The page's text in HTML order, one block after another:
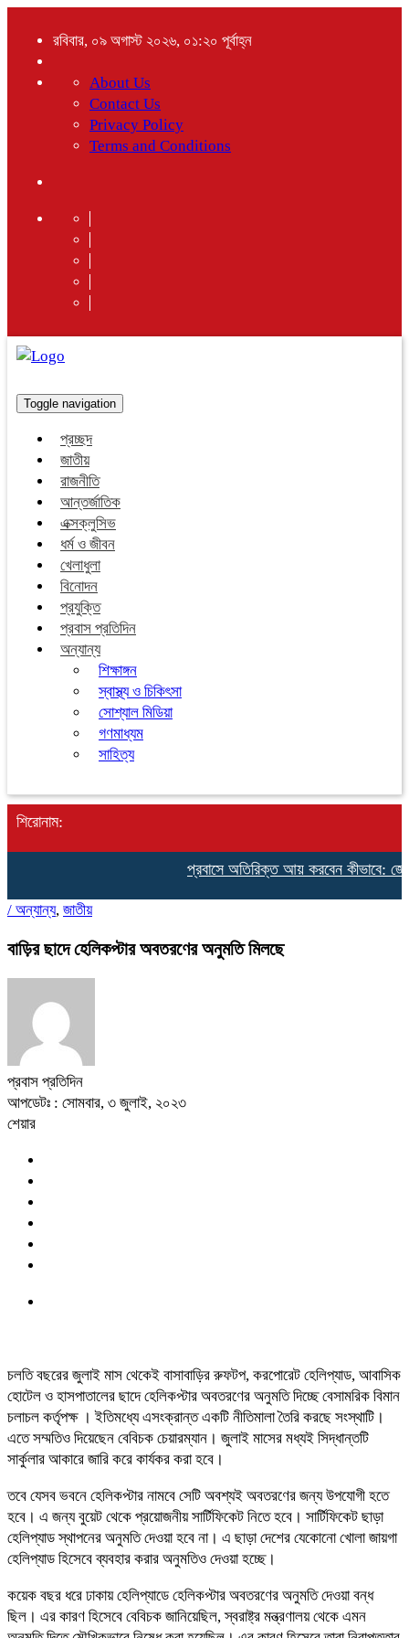
রবিবার, ০৯ অগাস্ট ২০২৬, ০১:২০ পূর্বাহ্ন
About Us
Contact Us
Privacy Policy
Terms and Conditions
Toggle navigation
প্রচ্ছদ
জাতীয়
রাজনীতি
আন্তর্জাতিক
এক্সক্লুসিভ
ধর্ম ও জীবন
খেলাধুলা
বিনোদন
প্রযুক্তি
প্রবাস প্রতিদিন
অন্যান্য
শিক্ষাঙ্গন
স্বাস্থ্য ও চিকিৎসা
সোশ্যাল মিডিয়া
গণমাধ্যম
সাহিত্য
শিরোনাম:
প্রবাসে অতিরিক্ত আয় করবেন কীভাবে: জেনে
/ অন্যান্য, জাতীয়
বাড়ির ছাদে হেলিকপ্টার অবতরণের অনুমতি মিলছে
প্রবাস প্রতিদিন
আপডেটঃ : সোমবার, ৩ জুলাই, ২০২৩
শেয়ার
চলতি বছরের জুলাই মাস থেকেই বাসাবাড়ির রুফটপ, করপোরেট হেলিপ্যাড, আবাসিক
হোটেল ও হাসপাতালের ছাদে হেলিকপ্টার অবতরণের অনুমতি দিচ্ছে বেসামরিক বিমান
চলাচল কর্তৃপক্ষ । ইতিমধ্যে এসংক্রান্ত একটি নীতিমালা তৈরি করছে সংস্থাটি।
এতে সম্মতিও দিয়েছেন বেবিচক চেয়ারম্যান। জুলাই মাসের মধ্যই সিদ্ধান্তটি
সার্কুলার আকারে জারি করে কার্যকর করা হবে।
তবে যেসব ভবনে হেলিকপ্টার নামবে সেটি অবশ্যই অবতরণের জন্য উপযোগী হতে
হবে। এ জন্য বুয়েট থেকে প্রয়োজনীয় সার্টিফিকেট নিতে হবে। সার্টিফিকেট ছাড়া
হেলিপ্যাড স্থাপনের অনুমতি দেওয়া হবে না। এ ছাড়া দেশের যেকোনো খোলা জায়গা
হেলিপ্যাড হিসেবে ব্যবহার করার অনুমতিও দেওয়া হচ্ছে।
কয়েক বছর ধরে ঢাকায় হেলিপ্যাডে হেলিকপ্টার অবতরণের অনুমতি দেওয়া বন্ধ
ছিল। এর কারণ হিসেবে বেবিচক জানিয়েছিল, স্বরাষ্ট্র মন্ত্রণালয় থেকে এমন